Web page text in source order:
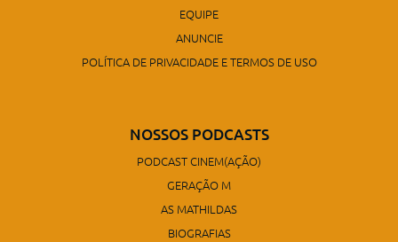
EQUIPE
ANUNCIE
POLÍTICA DE PRIVACIDADE E TERMOS DE USO
NOSSOS PODCASTS
PODCAST CINEM(AÇÃO)
GERAÇÃO M
AS MATHILDAS
BIOGRAFIAS